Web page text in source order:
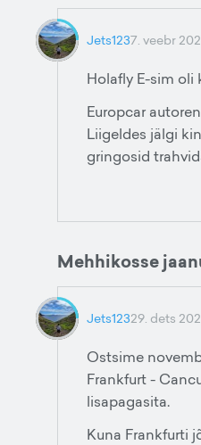
Jets1237. veebr
Holafly E-sim oli
Europcar
Liigeldes jälgi
gringosid
Mehhikosse
Jets12329. dets
Ostsime
Frankfurt -
lisapagasita.
Kuna Frankfurti